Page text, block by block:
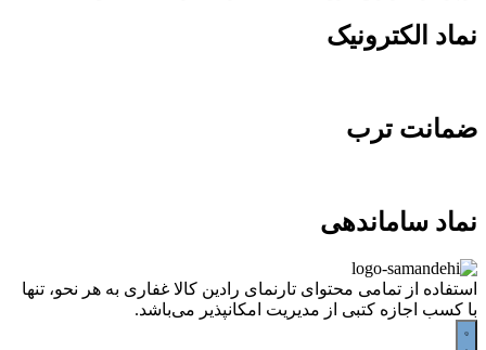
نماد الکترونیک
ضمانت ترب
نماد ساماندهی
استفاده از تمامی محتوای تارنمای رادین کالا غفاری به هر نحو، تنها
با کسب اجازه کتبی از مدیریت امکانپذیر می‌باشد.